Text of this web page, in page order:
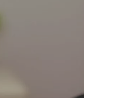
הסמיקונדקטור כולל